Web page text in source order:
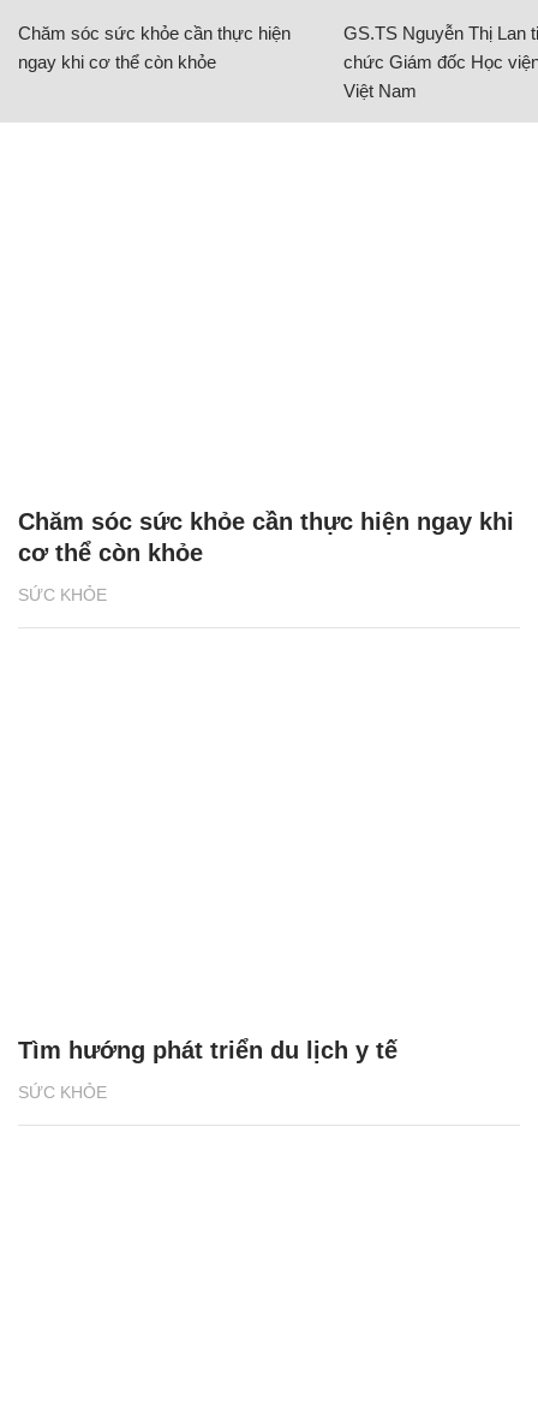
Chăm sóc sức khỏe cần thực hiện
ngay khi cơ thể còn khỏe
GS.TS Nguyễn Thị Lan
chức Giám đốc Học
Việt Nam
SỨC KHỎE
Chăm sóc sức khỏe cần thực hiện ngay khi
cơ thể còn khỏe
SỨC KHỎE
Tìm hướng phát triển du lịch y tế